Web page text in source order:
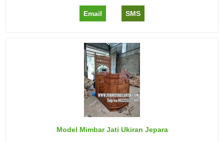
Email SMS
Model Mimbar Jati Ukiran Jepara